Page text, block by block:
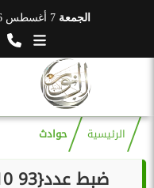
الجمعة 7 أغسطس 2026
الرئيسية حوادث